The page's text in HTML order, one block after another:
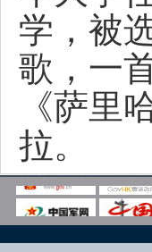
学，被
歌，一
《萨里
拉。